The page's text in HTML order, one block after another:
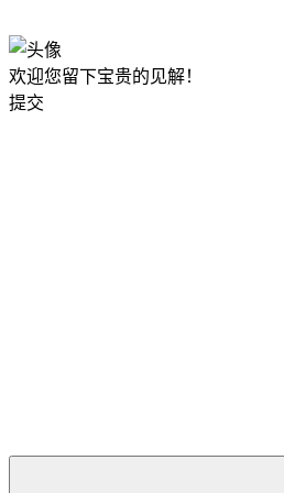
欢迎您留下宝贵的见解！
提交